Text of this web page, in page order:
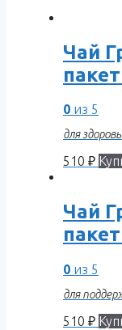
Чай
0 из 5
для
510 ₽
Чай
0 из 5
для
510 ₽